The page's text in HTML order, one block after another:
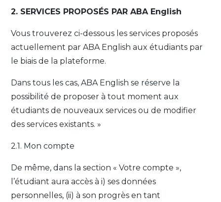
2. SERVICES PROPOSÉS PAR ABA English
Vous trouverez ci-dessous les services proposés
actuellement par ABA English aux étudiants par
le biais de la plateforme.
Dans tous les cas, ABA English se réserve la
possibilité de proposer à tout moment aux
étudiants de nouveaux services ou de modifier
des services existants. »
2.1. Mon compte
De même, dans la section « Votre compte »,
l’étudiant aura accès à i) ses données
personnelles, (ii) à son progrès en tant